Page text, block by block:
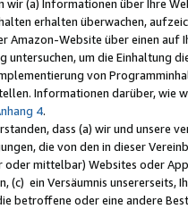
wir (a) Informationen über Ihre
erhalten überwachen,
Amazon-Website über einen
untersuchen, um die Einhaltung
von
Informationen darüber, wie
4.
dass (a) wir und
die von den in dieser
mittelbar) Websites oder
(c) ein Versäumnis unsererseits,
betroffene oder eine andere